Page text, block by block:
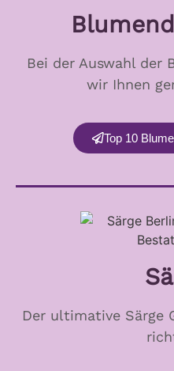
Bei der Auswahl der
wir Ihnen
Top 10
Der ultimative Särge